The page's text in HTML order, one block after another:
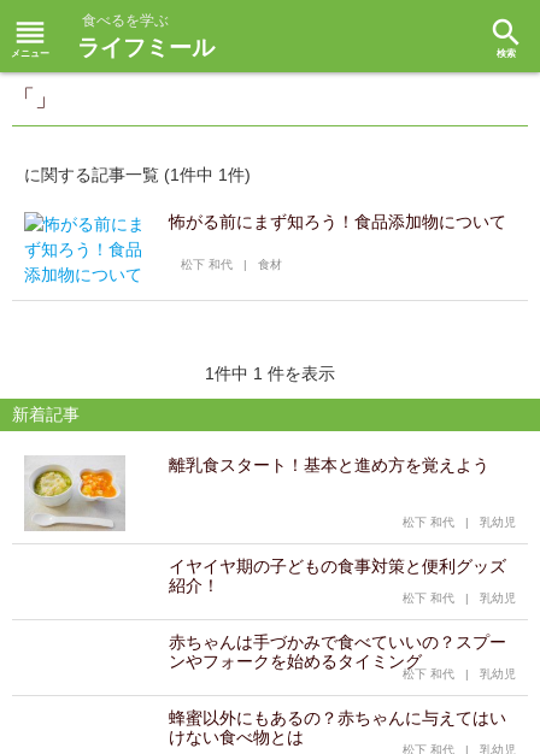
reorder 食べるを学ぶ
ライフミール search
「」
に関する記事一覧 (1件中 1件)
怖がる前にまず知ろう！食品添加物について
松下 和代 |食材
1件中 1 件を表示
新着記事
離乳食スタート！基本と進め方を覚えよう
松下 和代 | 乳幼児
イヤイヤ期の子どもの食事対策と便利グッズ
紹介！
松下 和代 | 乳幼児
赤ちゃんは手づかみで食べていいの？スプー
ンやフォークを始めるタイミング
松下 和代 | 乳幼児
蜂蜜以外にもあるの？赤ちゃんに与えてはい
けない食べ物とは
松下 和代 | 乳幼児